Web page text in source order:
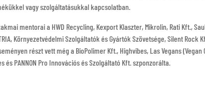
vagy szolgáltatásukkal kapcsolatban.
mentorai a HWD Recycling, Kexport Klaszter, Mikrolin, Rati Kft.,
Környezetvédelmi Szolgáltatók és Gyártók Szövetsége, Silent
részt vett még a BioPolimer Kft., Highvibes, Las Vegans
és PANNON Pro Innovációs és Szolgáltató Kft. szponzorálta.